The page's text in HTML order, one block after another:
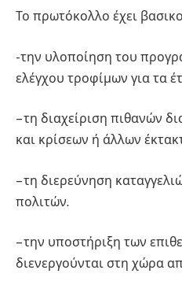
Το πρωτόκολλο έχει
-την υλοποίηση του
ελέγχου τροφίμων για τα
– τη διαχείριση πιθανών
και κρίσεων ή άλλων
– τη διερεύνηση
πολιτών.
– την υποστήριξη των
διενεργούνται στη χώρα